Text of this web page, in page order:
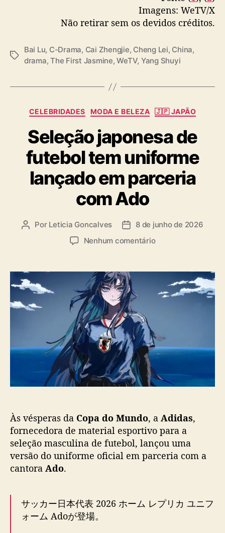
Imagens: WeTV/X
Não retirar sem os devidos créditos.
T
s
Bai Lu, C-Drama, Cai Zhengjie, Cheng Lei, China,
drama,The First Jasmine,WeTV, Yang Shuyi
C
t
e
g
o
r
i
a
CELEBRIDADES MODA E BELEZA 🇯🇵 JAPÃO
Seleção japonesa de
futebol tem uniforme
lançado em parceria
com Ado
A
r
d
o
p
o
Por Leticia Goncalves
D
d
e
p
u
b
i
c
a
ç
ã
8 de junho de 2026
Nenhum comentárioe
e
e
j
a
p
o
n
a
d
e
f
u
o
Às vésperas da Copa do Mundo, a Adidas,
fornecedora de material esportivo para a
seleção masculina de futebol, lançou uma
versão do uniforme oficial em parceria com a
cantora Ado.
サッカー日本代表 2026 ホーム レプリカ ユニフ
ォーム Adoが登場。​